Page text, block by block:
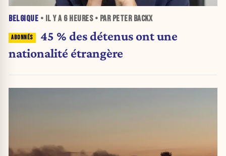
BELGIQUE • IL Y A 6 HEURES• PAR PETER BACKX
45 % des détenus ont une
nationalité étrangère